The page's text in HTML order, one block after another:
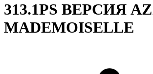
313.1PS ВЕРСИЯ
MADEMOISELLE